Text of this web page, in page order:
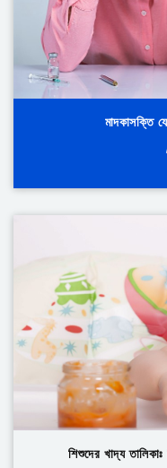
মাদকাসক্তি
শিশুদের খাদ্য